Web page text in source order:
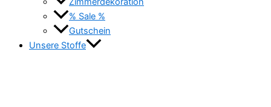
% Sale %
Gutschein
Unsere Stoffe